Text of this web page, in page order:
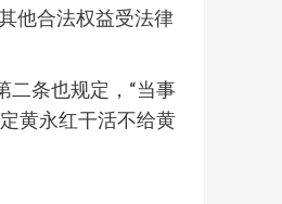
他合法权益受法律
二条也规定，“当事
黄永红干活不给黄